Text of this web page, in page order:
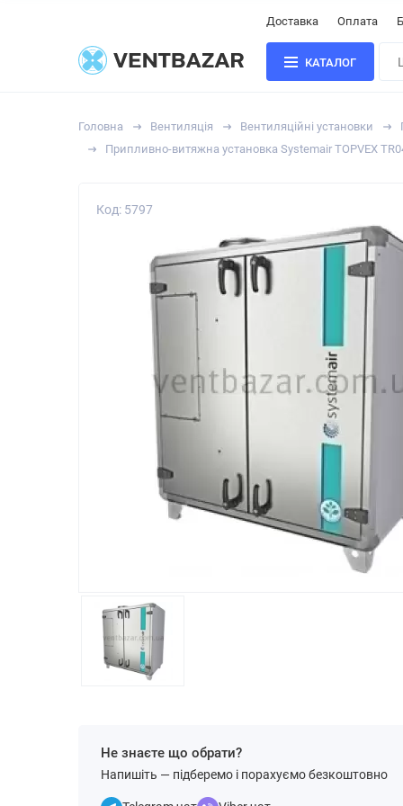
Доставка Оплата
КАТАЛОГ
Головна Вентиляція Вентиляційні установки
Припливно-витяжна установка Systemair TOPVEX
Код: 5797
Не знаєте що обрати?
Напишіть — підберемо і порахуємо безкоштовно